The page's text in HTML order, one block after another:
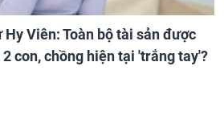
Hy Viên: Toàn bộ tài sản được
con, chồng hiện tại 'trắng tay'?